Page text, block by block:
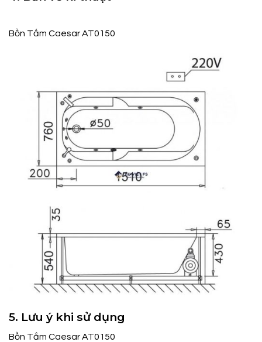
Bồn Tắm Caesar AT0150
5. Lưu ý khi sử dụng
Bồn Tắm Caesar AT0150